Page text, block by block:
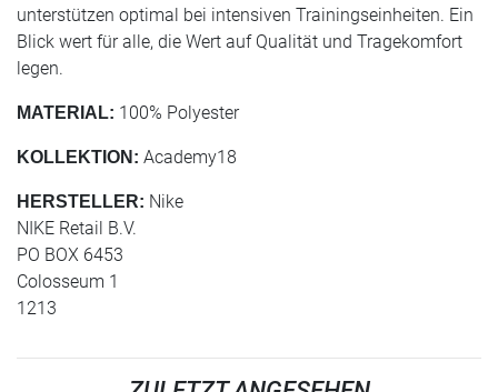
unterstützen optimal bei intensiven Trainingseinheiten. Ein
Blick wert für alle, die Wert auf Qualität und Tragekomfort
legen.
MATERIAL: 100% Polyester
KOLLEKTION: Academy18
HERSTELLER: Nike
NIKE Retail B.V.
PO BOX 6453
Colosseum 1
1213